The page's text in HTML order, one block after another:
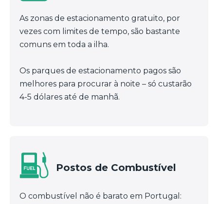
As zonas de estacionamento gratuito, por
vezes com limites de tempo, são bastante
comuns em toda a ilha.
Os parques de estacionamento pagos são
melhores para procurar à noite – só custarão
4-5 dólares até de manhã.
Postos de Combustível
O combustível não é barato em Portugal: